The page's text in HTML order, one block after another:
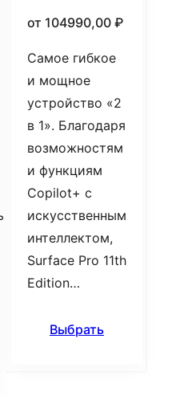
от 104990,00 ₽
Самое гибкое
и мощное
устройство «2
в 1». Благодаря
возможностям
и функциям
Copilot+ с
искусственным
интеллектом,
Surface Pro 11th
Edition…
Выбрать